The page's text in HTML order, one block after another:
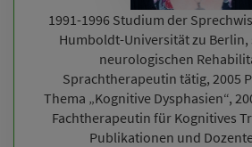
1991-1996 Studium der
Humboldt-Universität zu Berlin,
neurologischen
Sprachtherapeutin tätig, 2005
Thema „Kognitive Dysphasien“,
Fachtherapeutin für Kognitives
Publikationen und